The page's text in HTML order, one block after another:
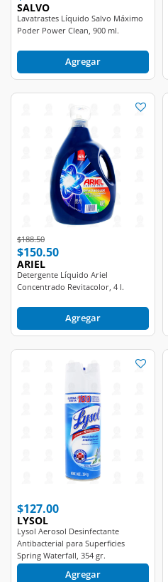
SALVO
Lavatrastes Líquido Salvo Máximo
Poder Power Clean, 900 ml.
Agregar
Price reduced from
$188.50to
$150.50
ARIEL
Detergente Líquido Ariel
Concentrado Revitacolor, 4 l.
Agregar
$127.00
LYSOL
Lysol Aerosol Desinfectante
Antibacterial para Superficies
Spring Waterfall, 354 gr.
Agregar